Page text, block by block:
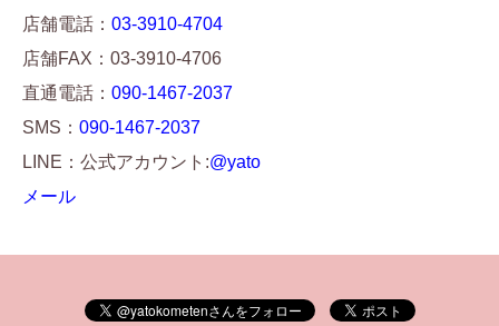
店舗電話： 03-3910-4704
店舗FAX：03-3910-4706
直通電話： 090-1467-2037
SMS： 090-1467-2037
LINE：公式アカウント:@yato
メール